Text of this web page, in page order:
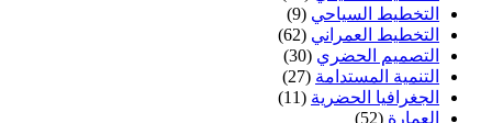
التخطيط السياحي (9)
التخطيط العمراني (62)
التصميم الحضري (30)
التنمية المستدامة (27)
الجغرافيا الحضرية (11)
العمارة (52)